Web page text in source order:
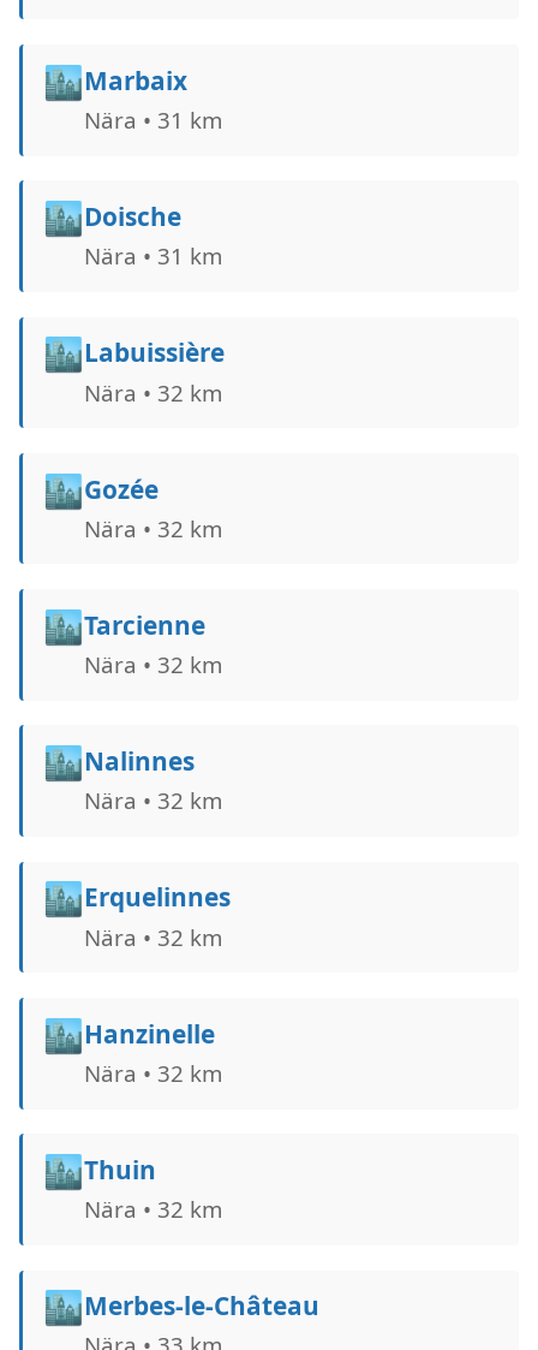
🏙️Marbaix
Nära • 31 km
🏙️Doische
Nära • 31 km
🏙️Labuissière
Nära • 32 km
🏙️Gozée
Nära • 32 km
🏙️Tarcienne
Nära • 32 km
🏙️Nalinnes
Nära • 32 km
🏙️Erquelinnes
Nära • 32 km
🏙️Hanzinelle
Nära • 32 km
🏙️Thuin
Nära • 32 km
🏙️Merbes-le-Château